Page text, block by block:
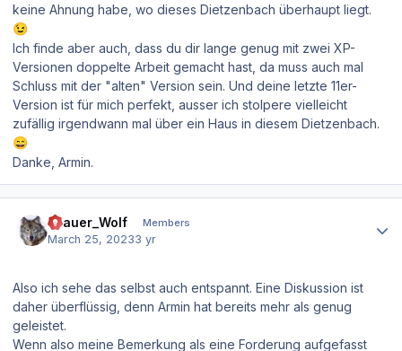
keine Ahnung habe, wo dieses Dietzenbach überhaupt liegt.
😉
Ich finde aber auch, dass du dir lange genug mit zwei XP-
Versionen doppelte Arbeit gemacht hast, da muss auch mal
Schluss mit der "alten" Version sein. Und deine letzte 11er-
Version ist für mich perfekt, ausser ich stolpere vielleicht
zufällig irgendwann mal über ein Haus in diesem Dietzenbach.
😄
Danke, Armin.
Grauer_Wolf Members
March 25, 20233 yr
Also ich sehe das selbst auch entspannt. Eine Diskussion ist
daher überflüssig, denn Armin hat bereits mehr als genug
geleistet.
Wenn also meine Bemerkung als eine Forderung aufgefasst